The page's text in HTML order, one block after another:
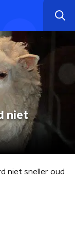
niet
niet sneller oud